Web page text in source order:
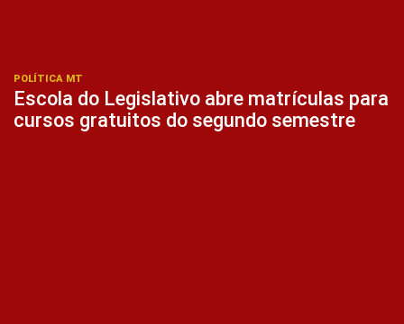
POLÍTICA MT
Escola do Legislativo abre matrículas para
cursos gratuitos do segundo semestre